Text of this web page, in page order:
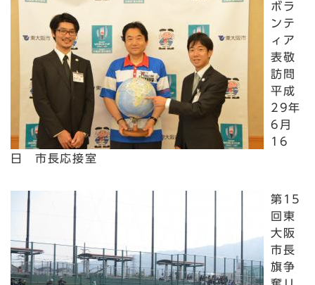
ボラ
ンテ
ィア
表敬
訪問
平成
29年
6月
16
日 市長応接室
第15
回東
大阪
市長
旗争